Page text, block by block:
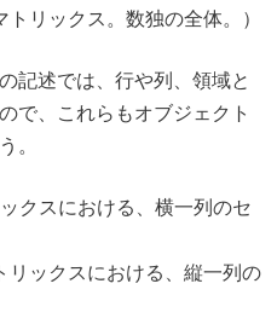
トリックス。数独の全体。）
記述では、行や列、領域と
で、これらもオブジェクト
。
クスにおける、横一列のセ
リックスにおける、縦一列の